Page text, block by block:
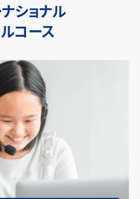
ショナル
コース